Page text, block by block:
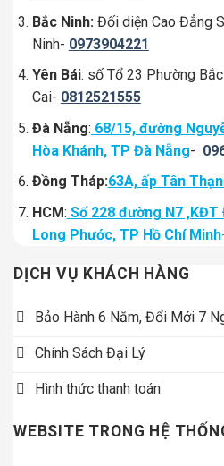
Bắc Ninh: Đối diện Cao Đẳng
Ninh- 0973904221
Yên Bái: số Tổ 23 Phường
Cai- 0812521555
Đà Nẵng: 68/15, đường
Hòa Khánh, TP Đà Nẵng-
Đồng Tháp:63A, ấp Tân
HCM: Số 228 đường N7
Long Phước, TP Hồ Chí Minh
DỊCH VỤ KHÁCH HÀNG
Bảo Hành 6 Năm, Đổi Mới 7
Chính Sách Đại Lý
Hình thức thanh toán
WEBSITE TRONG HỆ